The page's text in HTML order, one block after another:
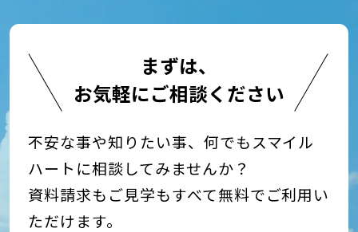
まずは、
お気軽にご相談ください
不安な事や知りたい事、何でもスマイル
ハートに相談してみませんか？
資料請求もご見学もすべて無料でご利用い
ただけます。